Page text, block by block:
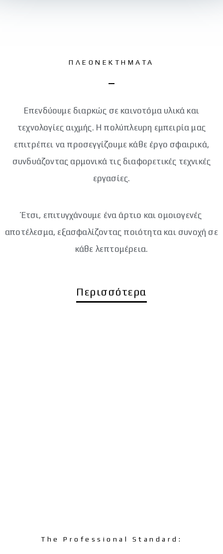
ΠΛΕΟΝΕΚΤΗΜΑΤΑ
Επενδύουμε διαρκώς σε καινοτόμα υλικά και
τεχνολογίες αιχμής. Η πολύπλευρη εμπειρία μας
επιτρέπει να προσεγγίζουμε κάθε έργο σφαιρικά,
συνδυάζοντας αρμονικά τις διαφορετικές τεχνικές
εργασίες.
Έτσι, επιτυγχάνουμε ένα άρτιο και ομοιογενές
αποτέλεσμα, εξασφαλίζοντας ποιότητα και συνοχή σε
κάθε λεπτομέρεια.
Περισσότερα
The Professional Standard: